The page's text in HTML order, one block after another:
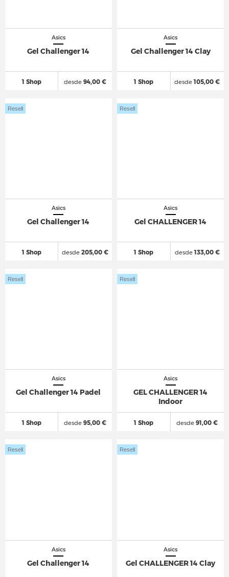
Asics
Gel Challenger 14
1 Shop desde94,00 €
Asics
Gel Challenger 14 Clay
1 Shop desde105,00 €
Asics
Gel Challenger 14
1 Shop
Resell
desde205,00 €
Asics
Gel CHALLENGER 14
1 Shop
Resell
desde133,00 €
Asics
Gel Challenger 14 Padel
1 Shop
Resell
desde95,00 €
Asics
GEL CHALLENGER 14
Indoor
1 Shop
Resell
desde 91,00 €
Asics
Gel Challenger 14
Resell
Asics
Gel CHALLENGER 14 Clay
Resell